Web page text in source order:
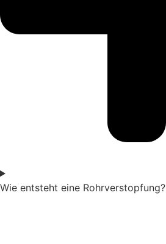
Wie entsteht eine Rohrverstopfung?